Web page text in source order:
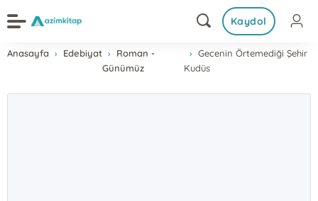
Kaydol
Anasayfa Edebiyat
Roman -
Günümüz
Gecenin Örtemediği Şehir
Kudüs